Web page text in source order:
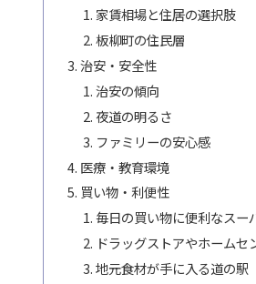
家賃相場と住居の選択肢
板柳町の住民層
治安・安全性
治安の傾向
夜道の明るさ
ファミリーの安心感
医療・教育環境
買い物・利便性
毎日の買い物に便利なスー
ドラッグストアやホームセ
地元食材が手に入る道の駅